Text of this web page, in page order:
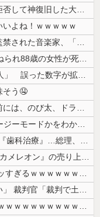
【悲報】ロシア系ハッカー集団の要求を拒否して神復旧した大手冷凍ニチレイ...
いよね！ｗｗｗｗｗ
悪いドイツ人に騙されて知らん小学校に監禁された音楽家、「あと2時間で合...
【島根】孫の34歳男性が運転する車にはねられ88歳の女性が死亡…民家の...
【朝日新聞】「受刑者の4人に1人が外国人」 誤った数字が拡散し外国人排...
そう🤤
インドネシア政府「インドネシア人の名前には、のび太、ドラえもん、スネ夫...
【フェミ発狂】NHKさん、女がいかにイージーモードかをわかりやすく放映...
【伝統芸🪃】立憲・蓮舫「8/9原爆の日に『歯科治療』…総理、なぜこの...
【朗報】2人の日本人が作った『めっちゃカメレオン』の売り上げ、１４７億...
【朗報】 最近のおばさん、普通にエッッッすぎるｗｗｗｗｗｗｗｗｗｗ
江別リンチ犯「立って謝罪は本気じゃない」 裁判官「裁判で土下座してない...
【超速報】 夏終了ｗｗｗｗｗｗｗｗｗｗｗｗｗｗｗｗｗｗｗｗｗｗｗｗｗｗ...